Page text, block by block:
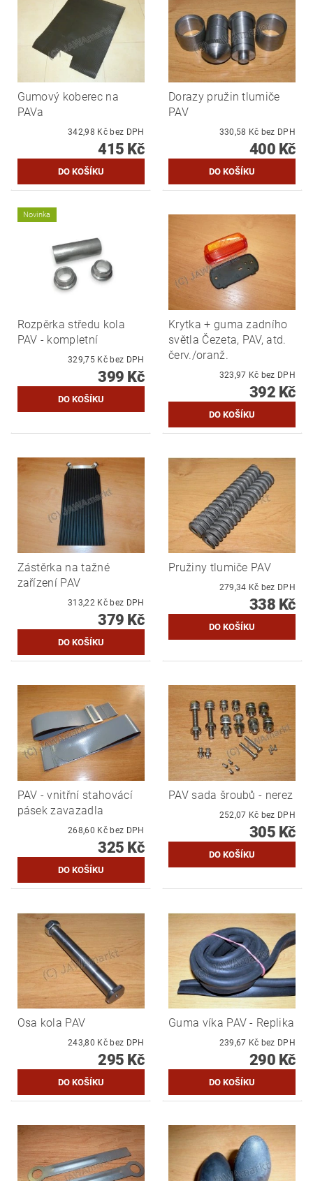
Gumový koberec na
PAVa
342,98 Kč bez DPH
415 Kč
Dorazy pružin tlumiče
PAV
330,58 Kč bez DPH
400 Kč
Novinka
Rozpěrka středu kola
PAV - kompletní
329,75 Kč bez DPH
399 Kč
Krytka + guma zadního
světla Čezeta, PAV, atd.
červ./oranž.
323,97 Kč bez DPH
392 Kč
Zástěrka na tažné
zařízení PAV
313,22 Kč bez DPH
379 Kč
Pružiny tlumiče PAV
279,34 Kč bez DPH
338 Kč
PAV - vnitřní stahovácí
pásek zavazadla
268,60 Kč bez DPH
325 Kč
PAV sada šroubů - nerez
252,07 Kč bez DPH
305 Kč
Osa kola PAV
243,80 Kč bez DPH
295 Kč
Guma víka PAV - Replika
239,67 Kč bez DPH
290 Kč